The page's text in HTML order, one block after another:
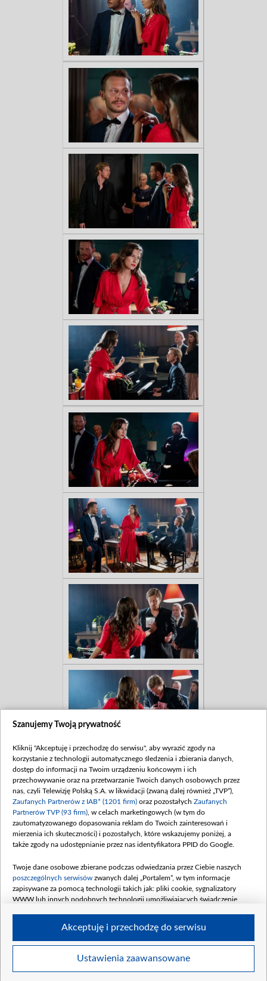
regulamin tvp.pl pomoc polityka prywatności
zgody
s redakcja newsletter kontakt
Szanujemy Twoją prywatność
Kliknij "Akceptuję i przechodzę do serwisu", aby wyrazić zgody na
korzystanie z technologii automatycznego śledzenia i zbierania danych,
dostęp do informacji na Twoim urządzeniu końcowym i ich
przechowywanie oraz na przetwarzanie Twoich danych osobowych przez
nas, czyli Telewizję Polską S.A. w likwidacji (zwaną dalej również „TVP”),
Zaufanych Partnerów z IAB* (1201 firm) oraz pozostałych Zaufanych
Partnerów TVP (93 firm) , w celach marketingowych (w tym do
zautomatyzowanego dopasowania reklam do Twoich zainteresowań i
mierzenia ich skuteczności) i pozostałych, które wskazujemy poniżej, a
także zgody na udostępnianie przez nas identyfikatora PPID do Google.
Twoje dane osobowe zbierane podczas odwiedzania przez Ciebie naszych
poszczególnych serwisów zwanych dalej „Portalem”, w tym informacje
zapisywane za pomocą technologii takich jak: pliki cookie, sygnalizatory
WWW lub innych podobnych technologii umożliwiających świadczenie
Twoje dane osobowe zbierane podczas odwiedzania przez Ciebie
Ustawienia zaawansowane
Akceptuję i przechodzę do serwisu